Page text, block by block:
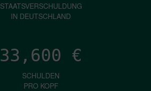
STAATSVERSCHULDUNG
IN DEUTSCHLAND
33,600 €
SCHULDEN
PRO KOPF